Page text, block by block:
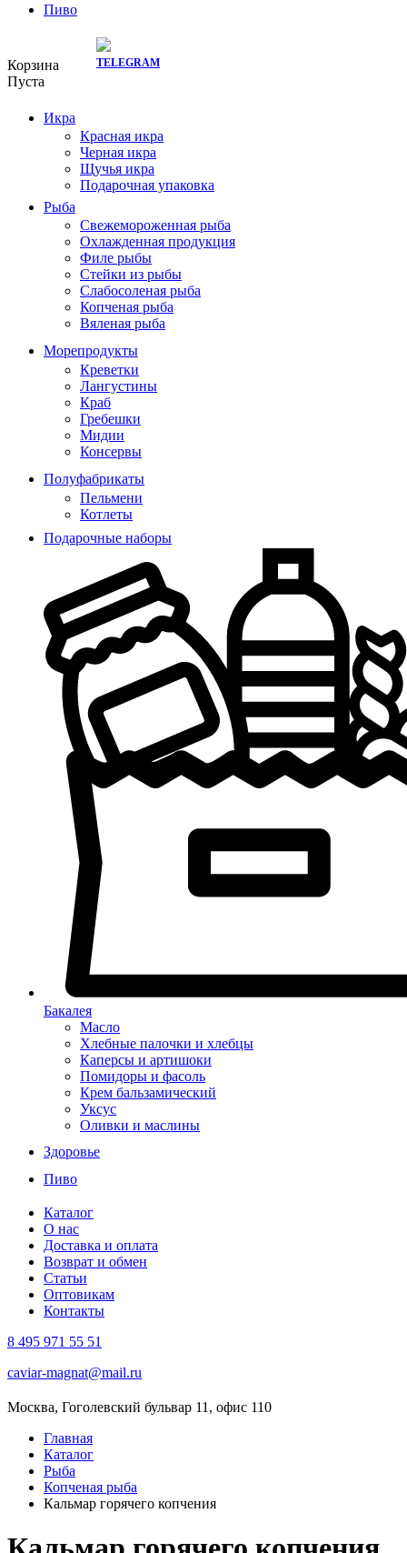
Пиво
Корзина
Пуста
Икра
Красная икра
Черная икра
Щучья икра
Подарочная упаковка
Рыба
Свежемороженная рыба
Охлажденная продукция
Филе рыбы
Стейки из рыбы
Слабосоленая рыба
Копченая рыба
Вяленая рыба
Морепродукты
Креветки
Лангустины
Краб
Гребешки
Мидии
Консервы
Полуфабрикаты
Пельмени
Котлеты
Подарочные наборы
Бакалея
Масло
Хлебные палочки и хлебцы
Каперсы и артишоки
Помидоры и фасоль
Крем бальзамический
Уксус
Оливки и маслины
Здоровье
Пиво
Каталог
О нас
Доставка и оплата
Возврат и обмен
Статьи
Оптовикам
Контакты
8 495 971 55 51
caviar-magnat@mail.ru
Москва, Гоголевский бульвар 11, офис 110
Главная
Каталог
Рыба
Копченая рыба
Кальмар горячего копчения